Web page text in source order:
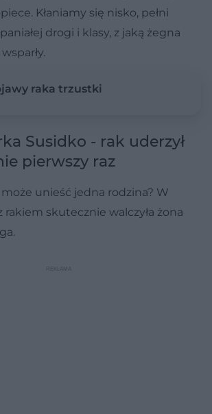
Kłaniamy się nisko, pełni
drogi i klasy, z jaką żegna
raka trzustki
Susidko - rak uderzył
pierwszy raz
może unieść jedna rodzina? W
rakiem skutecznie walczyła żona